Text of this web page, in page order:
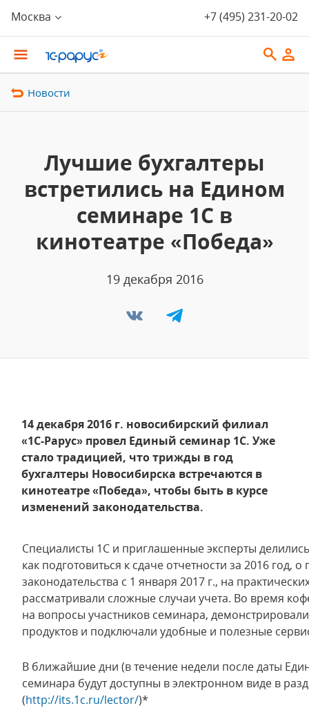
Москва +7 (495) 231-20-02
Новости
Лучшие бухгалтеры
встретились на Едином
семинаре 1С в
кинотеатре «Победа»
19 декабря 2016
14 декабря 2016 г. новосибирский филиал
«1С-Рарус» провел Единый семинар 1С. Уже
стало традицией, что трижды в год
бухгалтеры Новосибирска встречаются в
кинотеатре «Победа», чтобы быть в курсе
изменений законодательства.
Специалисты 1С и приглашенные эксперты
как подготовиться к сдаче отчетности за 2016 год,
законодательства с 1 января 2017 г., на
рассматривали сложные случаи учета. Во время
на вопросы участников семинара,
продуктов и подключали удобные и полезные
В ближайшие дни (в течение недели после даты
семинара будут доступны в электронном виде в
(http://its.1c.ru/lector/)*